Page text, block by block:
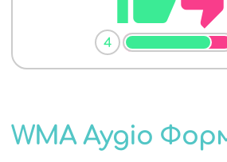
4
WMA Аудіо